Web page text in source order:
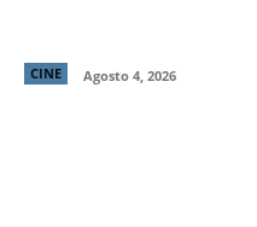
CINE Agosto 4, 2026